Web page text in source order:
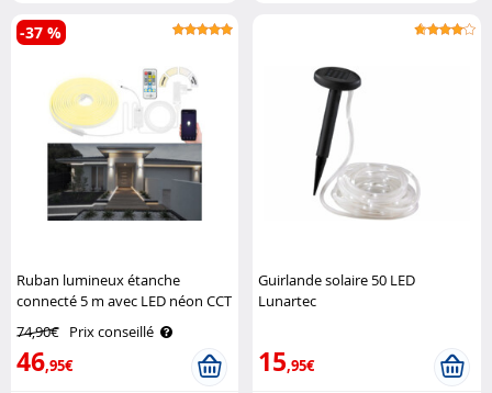
Ruban lumineux étanche
connecté 5 m avec LED néon CCT
74,90€ Prix conseillé
46,95€
-37 %
Guirlande solaire 50 LED
Lunartec
15,95€